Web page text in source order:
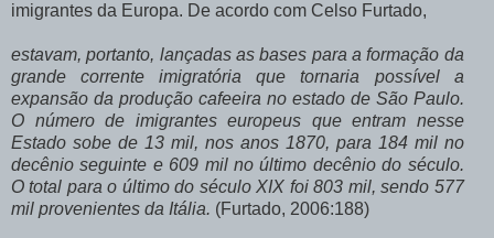
imigrantes da Europa. De acordo com Celso Furtado,
estavam, portanto, lançadas as bases para a formação da
grande corrente imigratória que tornaria possível a
expansão da produção cafeeira no estado de São Paulo.
O número de imigrantes europeus que entram nesse
Estado sobe de 13 mil, nos anos 1870, para 184 mil no
decênio seguinte e 609 mil no último decênio do século.
O total para o último do século XIX foi 803 mil, sendo 577
mil provenientes da Itália. (Furtado, 2006:188)